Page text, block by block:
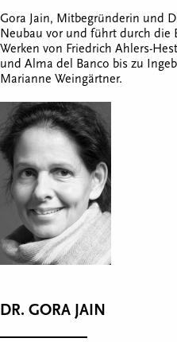
Gora Jain, Mitbegründerin und
Neubau vor und führt durch die
Werken von Friedrich Ahlers-
und Alma del Banco bis zu
Marianne Weingärtner.
DR. GORA JAIN